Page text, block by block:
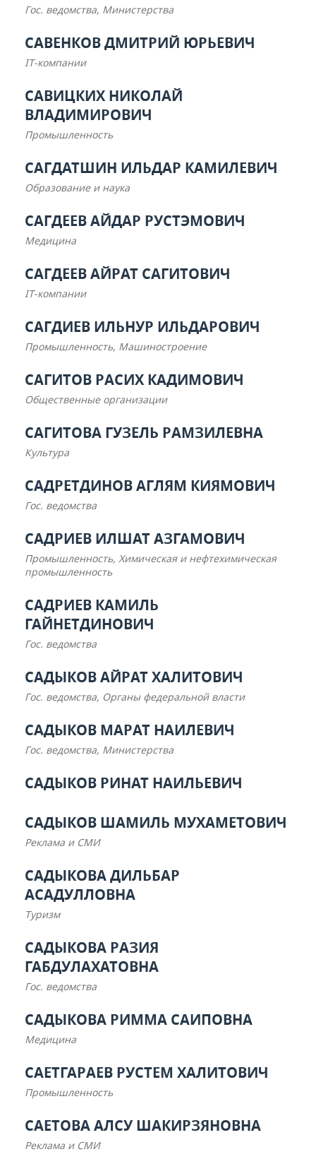
Гос. ведомства, Министерства
САВЕНКОВ ДМИТРИЙ ЮРЬЕВИЧ
IT-компании
САВИЦКИХ НИКОЛАЙ
ВЛАДИМИРОВИЧ
Промышленность
САГДАТШИН ИЛЬДАР КАМИЛЕВИЧ
Образование и наука
САГДЕЕВ АЙДАР РУСТЭМОВИЧ
Медицина
САГДЕЕВ АЙРАТ САГИТОВИЧ
IT-компании
САГДИЕВ ИЛЬНУР ИЛЬДАРОВИЧ
Промышленность, Машиностроение
САГИТОВ РАСИХ КАДИМОВИЧ
Общественные организации
САГИТОВА ГУЗЕЛЬ РАМЗИЛЕВНА
Культура
САДРЕТДИНОВ АГЛЯМ КИЯМОВИЧ
Гос. ведомства
САДРИЕВ ИЛШАТ АЗГАМОВИЧ
Промышленность, Химическая и нефтехимическая
промышленность
САДРИЕВ КАМИЛЬ
ГАЙНЕТДИНОВИЧ
Гос. ведомства
САДЫКОВ АЙРАТ ХАЛИТОВИЧ
Гос. ведомства, Органы федеральной власти
САДЫКОВ МАРАТ НАИЛЕВИЧ
Гос. ведомства, Министерства
САДЫКОВ РИНАТ НАИЛЬЕВИЧ
САДЫКОВ ШАМИЛЬ МУХАМЕТОВИЧ
Реклама и СМИ
САДЫКОВА ДИЛЬБАР
АСАДУЛЛОВНА
Туризм
САДЫКОВА РАЗИЯ
ГАБДУЛАХАТОВНА
Гос. ведомства
САДЫКОВА РИММА САИПОВНА
Медицина
САЕТГАРАЕВ РУСТЕМ ХАЛИТОВИЧ
Промышленность
САЕТОВА АЛСУ ШАКИРЗЯНОВНА
Реклама и СМИ